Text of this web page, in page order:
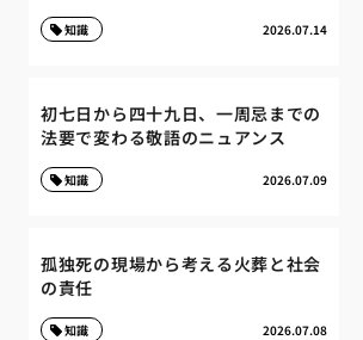
2026.07.14
知識
初七日から四十九日、一周忌までの
法要で変わる敬語のニュアンス
2026.07.09
知識
孤独死の現場から考える火葬と社会
の責任
2026.07.08
知識